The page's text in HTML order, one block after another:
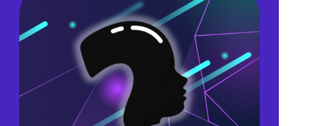
entre
dieux,
astres
religion